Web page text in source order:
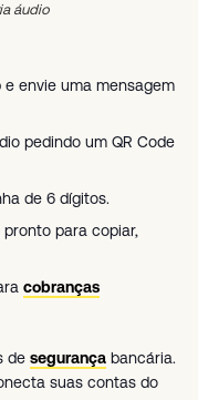
áudio
envie uma mensagem
pedindo um QR Code
de 6 dígitos.
para copiar,
cobranças
de segurança bancária.
suas contas do